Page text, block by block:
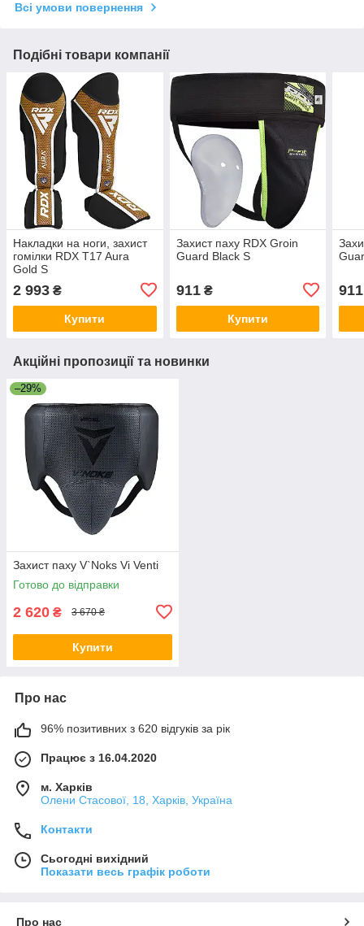
Всі умови повернення
Подібні товари компанії
Накладки на ноги, захист
гомілки RDX T17 Aura
Gold S
2 993 ₴
Купити
Захист паху RDX Groin
Guard Black S
911₴
Купити
911
Акційні пропозиції та новинки
–29%
Захист паху V`Noks Vi Venti
Готово до відправки
2 620 ₴ 3 670 ₴
Купити
Про нас
96% позитивних з 620 відгуків за рік
Працює з 16.04.2020
м. Харків
Олени Стасової, 18, Харків, Україна
Контакти
Сьогодні вихідний
Показати весь графік роботи
Про нас